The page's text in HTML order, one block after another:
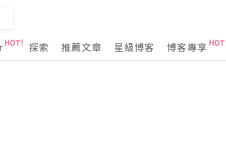
探索 推薦文章 星級博客 博客專享